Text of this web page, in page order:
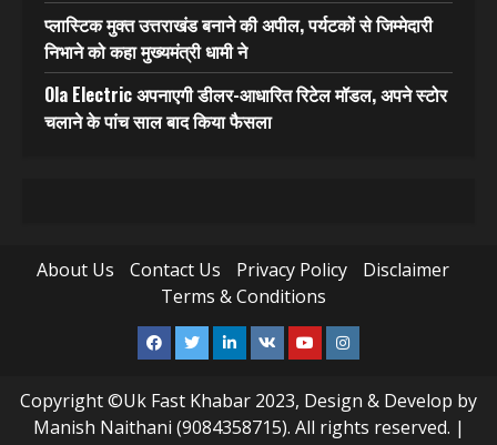
प्लास्टिक मुक्त उत्तराखंड बनाने की अपील, पर्यटकों से जिम्मेदारी
निभाने को कहा मुख्यमंत्री धामी ने
Ola Electric अपनाएगी डीलर-आधारित रिटेल मॉडल, अपने स्टोर
चलाने के पांच साल बाद किया फैसला
About Us Contact Us Privacy Policy
Disclaimer
Terms & Conditions
Facebook
TwitterLinkedin
VK YoutubeInstagram
Copyright ©Uk Fast Khabar 2023, Design & Develop by
Manish Naithani (9084358715). All rights reserved. |